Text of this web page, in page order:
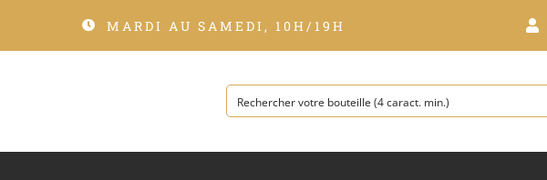
MARDI AU SAMEDI, 10H/19H